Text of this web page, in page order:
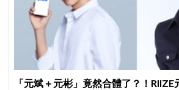
「元斌＋元彬」竟然合體了？！